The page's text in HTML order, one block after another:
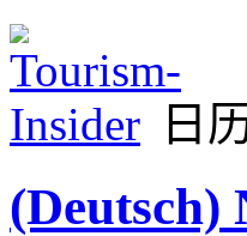
日
(Deutsch)